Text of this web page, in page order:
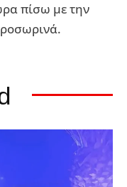
πίσω με την